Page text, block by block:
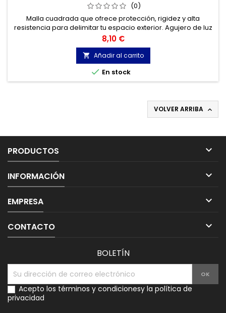
(0)
Malla cuadrada que ofrece protección, rigidez y alta
resistencia para delimitar tu espacio exterior. Agujero de luz
10x10mm. Color verde. Se vende por metro lineal.
Precio
8,10 €
 Añadir al carrito
 En stock
VOLVER ARRIBA 
PRODUCTOS 
INFORMACIÓN 
EMPRESA 
CONTACTO 
BOLETÍN
Acepto los términos y condicionesy la política de
privacidad